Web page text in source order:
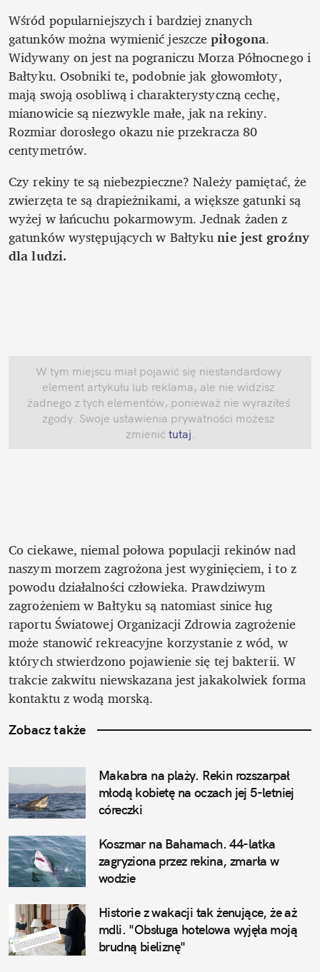
Wśród popularniejszych i bardziej znanych
gatunków można wymienić jeszcze piłogona.
Widywany on jest na pograniczu Morza Północnego i
Bałtyku. Osobniki te, podobnie jak głowomłoty,
mają swoją osobliwą i charakterystyczną cechę,
mianowicie są niezwykle małe, jak na rekiny.
Rozmiar dorosłego okazu nie przekracza 80
centymetrów.
Czy rekiny te są niebezpieczne? Należy pamiętać, że
zwierzęta te są drapieżnikami, a większe gatunki są
wyżej w łańcuchu pokarmowym. Jednak żaden z
gatunków występujących w Bałtyku nie jest groźny
dla ludzi.
W tym miejscu miał pojawić się niestandardowy
element artykułu lub reklama, ale nie widzisz
żadnego z tych elementów, ponieważ nie wyraziłeś
zgody. Swoje ustawienia prywatności możesz
zmienić tutaj.
Co ciekawe, niemal połowa populacji rekinów nad
naszym morzem zagrożona jest wyginięciem, i to z
powodu działalności człowieka. Prawdziwym
zagrożeniem w Bałtyku są natomiast sinice ług
raportu Światowej Organizacji Zdrowia zagrożenie
może stanowić rekreacyjne korzystanie z wód, w
których stwierdzono pojawienie się tej bakterii. W
trakcie zakwitu niewskazana jest jakakolwiek forma
kontaktu z wodą morską.
Zobacz także
Makabra na plaży. Rekin rozszarpał
młodą kobietę na oczach jej 5-letniej
córeczki
Koszmar na Bahamach. 44-latka
zagryziona przez rekina, zmarła w
wodzie
Historie z wakacji tak żenujące, że aż
mdli. "Obsługa hotelowa wyjęła moją
brudną bieliznę"